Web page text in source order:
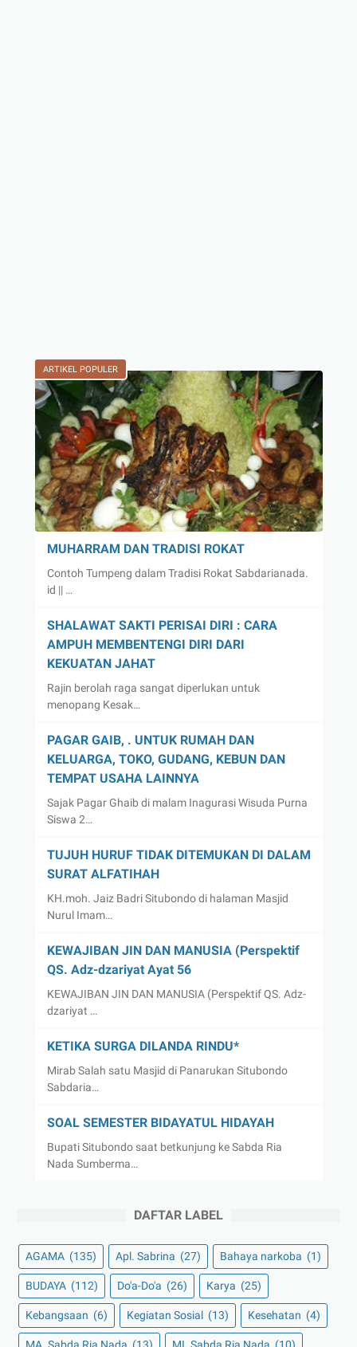
ARTIKEL POPULER
MUHARRAM DAN TRADISI ROKAT
Contoh Tumpeng dalam Tradisi Rokat Sabdarianada.
id || …
SHALAWAT SAKTI PERISAI DIRI : CARA
AMPUH MEMBENTENGI DIRI DARI
KEKUATAN JAHAT
Rajin berolah raga sangat diperlukan untuk
menopang Kesak…
PAGAR GAIB, . UNTUK RUMAH DAN
KELUARGA, TOKO, GUDANG, KEBUN DAN
TEMPAT USAHA LAINNYA
Sajak Pagar Ghaib di malam Inagurasi Wisuda Purna
Siswa 2…
TUJUH HURUF TIDAK DITEMUKAN DI DALAM
SURAT ALFATIHAH
KH.moh. Jaiz Badri Situbondo di halaman Masjid
Nurul Imam…
KEWAJIBAN JIN DAN MANUSIA (Perspektif
QS. Adz-dzariyat Ayat 56
KEWAJIBAN JIN DAN MANUSIA (Perspektif QS. Adz-
dzariyat …
KETIKA SURGA DILANDA RINDU*
Mirab Salah satu Masjid di Panarukan Situbondo
Sabdaria…
SOAL SEMESTER BIDAYATUL HIDAYAH
Bupati Situbondo saat betkunjung ke Sabda Ria
Nada Sumberma…
DAFTAR LABEL
AGAMA (135) Apl. Sabrina (27) Bahaya narkoba (1)
BUDAYA (112) Do'a-Do'a (26) Karya (25)
Kebangsaan (6) Kegiatan Sosial (13) Kesehatan (4)
MA. Sabda Ria Nada (13) MI. Sabda Ria Nada (10)